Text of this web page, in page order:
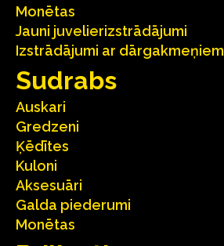
Monētas
Jauni juvelierizstrādājumi
Izstrādājumi ar dārgakmeņiem
Sudrabs
Auskari
Gredzeni
Ķēdītes
Kuloni
Aksesuāri
Galda piederumi
Monētas